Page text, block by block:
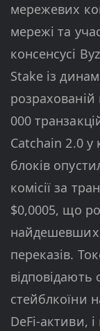
мережевих
мережі та
консенсусі
Stake із
000
Catchain 2.0 у
блоків
комісії за
$0,0005, що
переказів.
стейблкоїни
DeFi-активи, і